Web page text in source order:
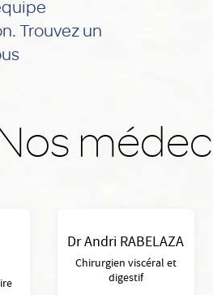
Trouvez un
Dr Andri RABELAZA
Chirurgien viscéral et
digestif